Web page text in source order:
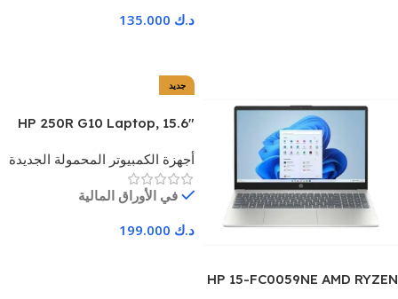
د.ك
HP 15-FC0059NE AMD RYZEN
جديد
HP 250R G10 Laptop, 15.6″
7-150U, 8 GB RAM, 512 GB
SSD, Intel Graphics, Gray – 1
Year Warranty
أجهزة الكمبيوتر المحمولة الجديدة
في الأوراق المالية
د.ك